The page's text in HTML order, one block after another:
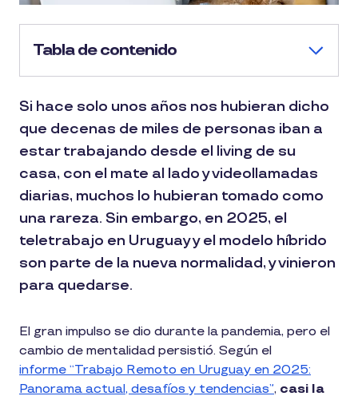
Tabla de contenido
Si hace solo unos años nos hubieran dicho
que decenas de miles de personas iban a
estar trabajando desde el living de su
casa, con el mate al lado y videollamadas
diarias, muchos lo hubieran tomado como
una rareza. Sin embargo, en 2025, el
teletrabajo en Uruguay y el modelo híbrido
son parte de la nueva normalidad, y vinieron
para quedarse.
El gran impulso se dio durante la pandemia, pero el
cambio de mentalidad persistió. Según el
informe “Trabajo Remoto en Uruguay en 2025:
Panorama actual, desafíos y tendencias”, casi la